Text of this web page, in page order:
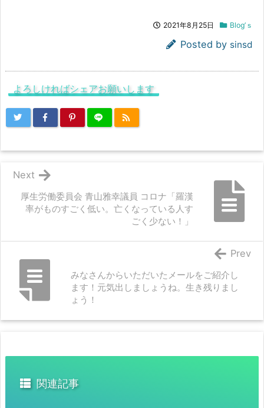
2021年8月25日 Blog’ｓ
Posted by sinsd
よろしければシェアお願いします
厚生労働委員会 青山雅幸議員 コロナ「羅漢
率がものすごく低い。亡くなっている人す
ごく少ない！」
Next
みなさんからいただいたメールをご紹介し
ます！元気出しましょうね。生き残りまし
ょう！
Prev
関連記事